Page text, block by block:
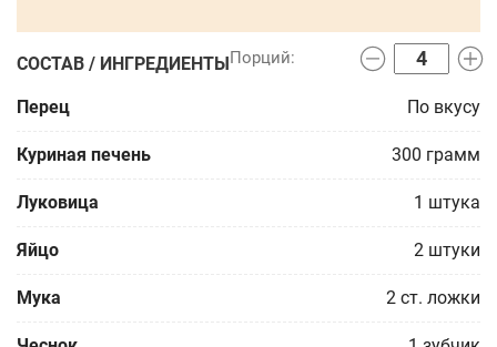
СОСТАВ / ИНГРЕДИЕНТЫ
Перец По вкусу
Куриная печень 300 грамм
Луковица 1 штука
Яйцо 2 штуки
Мука 2 ст. ложки